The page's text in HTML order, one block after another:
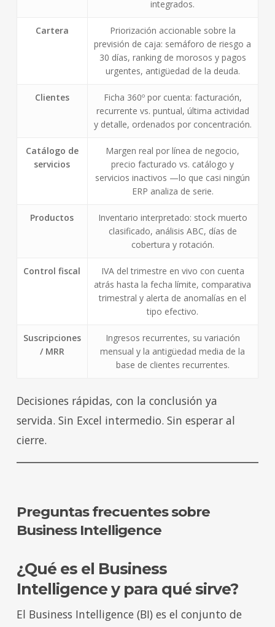
integrados.
Cartera
Priorización accionable sobre la
previsión de caja: semáforo de riesgo a
30 días, ranking de morosos y pagos
urgentes, antigüedad de la deuda.
Clientes
Ficha 360º por cuenta: facturación,
recurrente vs. puntual, última actividad
y detalle, ordenados por concentración.
Catálogo de
servicios
Margen real por línea de negocio,
precio facturado vs. catálogo y
servicios inactivos —lo que casi ningún
ERP analiza de serie.
Productos
Inventario interpretado: stock muerto
clasificado, análisis ABC, días de
cobertura y rotación.
Control fiscal
IVA del trimestre en vivo con cuenta
atrás hasta la fecha límite, comparativa
trimestral y alerta de anomalías en el
tipo efectivo.
Suscripciones
/ MRR
Ingresos recurrentes, su variación
mensual y la antigüedad media de la
base de clientes recurrentes.
Decisiones rápidas, con la conclusión ya
servida. Sin Excel intermedio. Sin esperar al
cierre.
Preguntas frecuentes sobre
Business Intelligence
¿Qué es el Business
Intelligence y para qué sirve?
El Business Intelligence (BI) es el conjunto de